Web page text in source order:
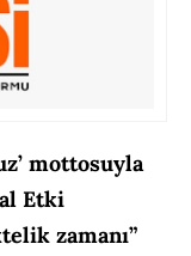
mottosuyla
Etki
zamanı”